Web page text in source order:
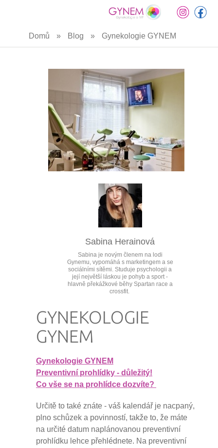
Domů » Blog » Gynekologie GYNEM
Sabina Herainová
Sabina je novým členem na lodi
Gynemu, vypomáhá s marketingem a se
sociálními sítěmi. Studuje psychologii a
její největší láskou je pohyb a sport -
hlavně překážkové běhy Spartan race a
crossfit.
GYNEKOLOGIE
GYNEM
Gynekologie GYNEM
Preventivní prohlídky - důležitý!
Co vše se na prohlídce dozvíte?
Určitě to také znáte - váš kalendář je nacpaný,
plno schůzek a povinností, takže to, že máte
na určité datum naplánovanou preventivní
prohlídku lehce přehlédnete. Na preventivní